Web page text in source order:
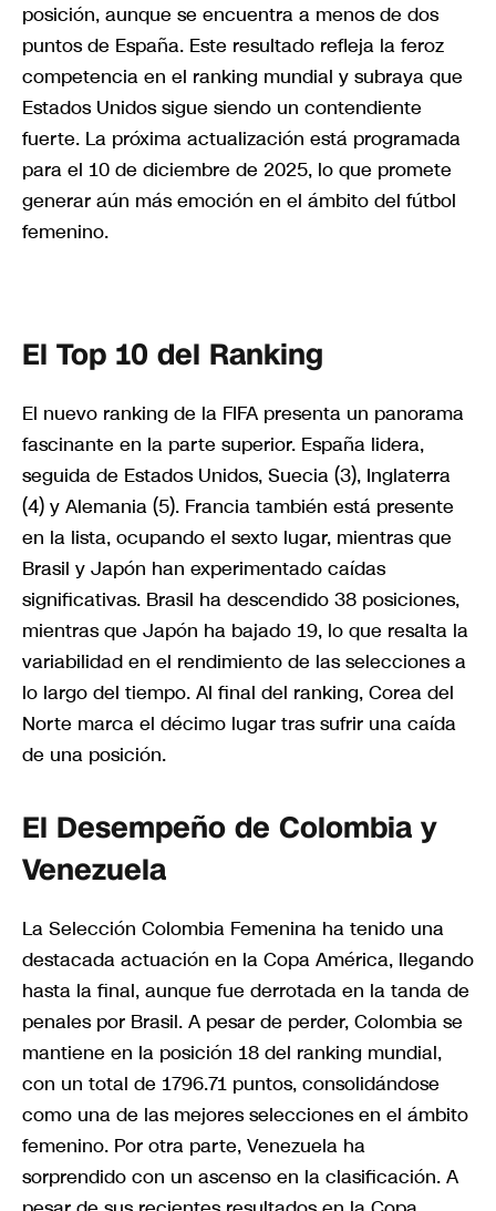
posición, aunque se encuentra a menos de dos
puntos de España. Este resultado refleja la feroz
competencia en el ranking mundial y subraya que
Estados Unidos sigue siendo un contendiente
fuerte. La próxima actualización está programada
para el 10 de diciembre de 2025, lo que promete
generar aún más emoción en el ámbito del fútbol
femenino.
El Top 10 del Ranking
El nuevo ranking de la FIFA presenta un panorama
fascinante en la parte superior. España lidera,
seguida de Estados Unidos, Suecia (3), Inglaterra
(4) y Alemania (5). Francia también está presente
en la lista, ocupando el sexto lugar, mientras que
Brasil y Japón han experimentado caídas
significativas. Brasil ha descendido 38 posiciones,
mientras que Japón ha bajado 19, lo que resalta la
variabilidad en el rendimiento de las selecciones a
lo largo del tiempo. Al final del ranking, Corea del
Norte marca el décimo lugar tras sufrir una caída
de una posición.
El Desempeño de Colombia y
Venezuela
La Selección Colombia Femenina ha tenido una
destacada actuación en la Copa América, llegando
hasta la final, aunque fue derrotada en la tanda de
penales por Brasil. A pesar de perder, Colombia se
mantiene en la posición 18 del ranking mundial,
con un total de 1796.71 puntos, consolidándose
como una de las mejores selecciones en el ámbito
femenino. Por otra parte, Venezuela ha
sorprendido con un ascenso en la clasificación. A